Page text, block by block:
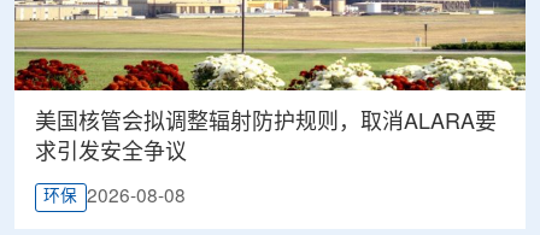
美国核管会拟调整辐射防护规则，取消ALARA要
求引发安全争议
环保 2026-08-08